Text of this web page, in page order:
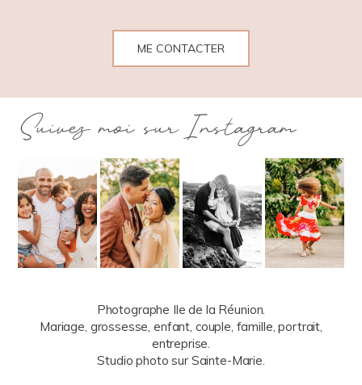
ME CONTACTER
Suivez moi sur Instagram
Photographe Ile de la Réunion.
Mariage, grossesse, enfant, couple, famille, portrait,
entreprise.
Studio photo sur Sainte-Marie.